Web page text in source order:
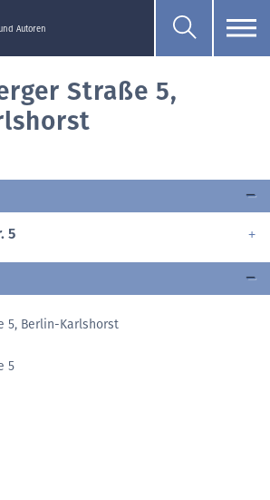
Autoren
Straße 5,
5
5, Berlin-Karlshorst
5